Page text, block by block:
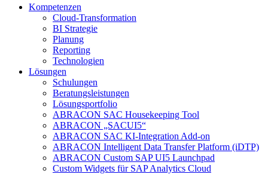
Kompetenzen
Cloud-Transformation
BI Strategie
Planung
Reporting
Technologien
Lösungen
Schulungen
Beratungsleistungen
Lösungsportfolio
ABRACON SAC Housekeeping Tool
ABRACON „SACUI5“
ABRACON SAC KI-Integration Add-on
ABRACON Intelligent Data Transfer Platform (iDTP)
ABRACON Custom SAP UI5 Launchpad
Custom Widgets für SAP Analytics Cloud